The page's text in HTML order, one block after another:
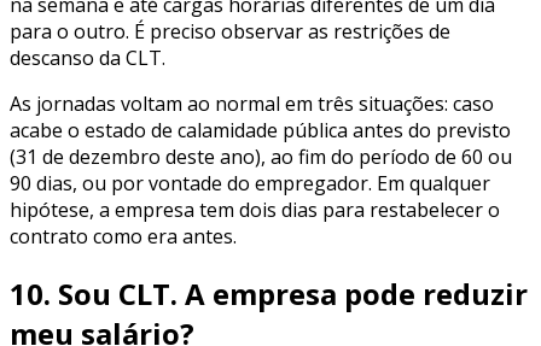
para o outro. É preciso observar as restrições de
descanso da CLT.
As jornadas voltam ao normal em três situações: caso
acabe o estado de calamidade pública antes do previsto
(31 de dezembro deste ano), ao fim do período de 60 ou
90 dias, ou por vontade do empregador. Em qualquer
hipótese, a empresa tem dois dias para restabelecer o
contrato como era antes.
10. Sou CLT. A empresa pode reduzir
meu salário?